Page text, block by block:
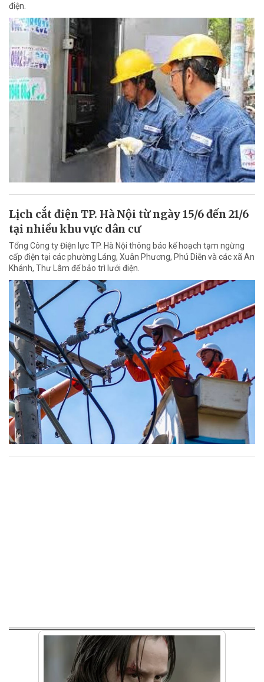
điện.
Lịch cắt điện TP. Hà Nội từ ngày 15/6 đến 21/6
tại nhiều khu vực dân cư
Tổng Công ty Điện lực TP. Hà Nội thông báo kế hoạch tạm ngừng
cấp điện tại các phường Láng, Xuân Phương, Phú Diễn và các xã An
Khánh, Thư Lâm để bảo trì lưới điện.